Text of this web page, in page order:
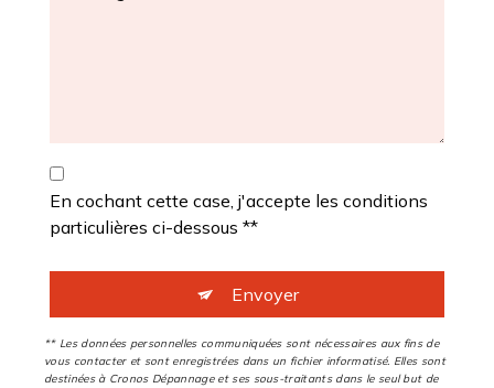
En cochant cette case, j'accepte les conditions
particulières ci-dessous **
Envoyer
** Les données personnelles communiquées sont nécessaires aux fins de
vous contacter et sont enregistrées dans un fichier informatisé. Elles sont
destinées à Cronos Dépannage et ses sous-traitants dans le seul but de